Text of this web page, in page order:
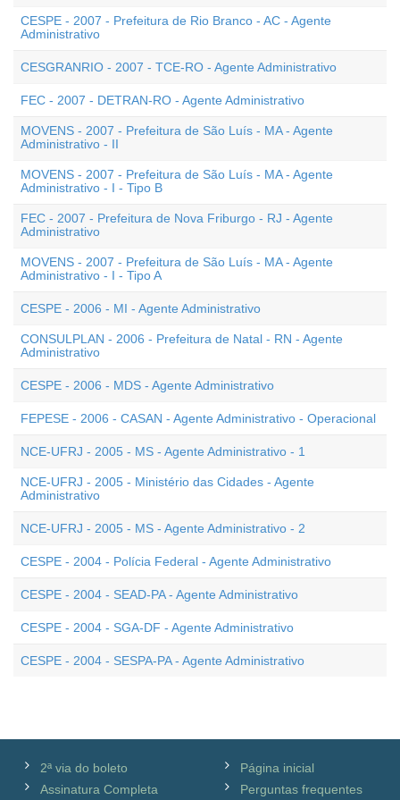
CESPE - 2007 - Prefeitura de Rio Branco - AC - Agente
Administrativo
CESGRANRIO - 2007 - TCE-RO - Agente Administrativo
FEC - 2007 - DETRAN-RO - Agente Administrativo
MOVENS - 2007 - Prefeitura de São Luís - MA - Agente
Administrativo - II
MOVENS - 2007 - Prefeitura de São Luís - MA - Agente
Administrativo - I - Tipo B
FEC - 2007 - Prefeitura de Nova Friburgo - RJ - Agente
Administrativo
MOVENS - 2007 - Prefeitura de São Luís - MA - Agente
Administrativo - I - Tipo A
CESPE - 2006 - MI - Agente Administrativo
CONSULPLAN - 2006 - Prefeitura de Natal - RN - Agente
Administrativo
CESPE - 2006 - MDS - Agente Administrativo
FEPESE - 2006 - CASAN - Agente Administrativo - Operacional
NCE-UFRJ - 2005 - MS - Agente Administrativo - 1
NCE-UFRJ - 2005 - Ministério das Cidades - Agente
Administrativo
NCE-UFRJ - 2005 - MS - Agente Administrativo - 2
CESPE - 2004 - Polícia Federal - Agente Administrativo
CESPE - 2004 - SEAD-PA - Agente Administrativo
CESPE - 2004 - SGA-DF - Agente Administrativo
CESPE - 2004 - SESPA-PA - Agente Administrativo
2ª via do boleto
Assinatura Completa
Página inicial
Perguntas frequentes